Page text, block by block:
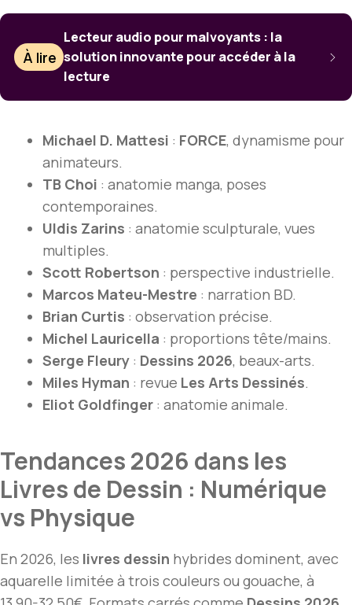
À lire
Lecteur audio pour malvoyants : la
solution innovante pour accéder à la
lecture
Michael D. Mattesi : FORCE, dynamisme pour
animateurs.
TB Choi : anatomie manga, poses
contemporaines.
Uldis Zarins : anatomie sculpturale, vues
multiples.
Scott Robertson : perspective industrielle.
Marcos Mateu-Mestre : narration BD.
Brian Curtis : observation précise.
Michel Lauricella : proportions tête/mains.
Serge Fleury : Dessins 2026, beaux-arts.
Miles Hyman : revue Les Arts Dessinés.
Eliot Goldfinger : anatomie animale.
Tendances 2026 dans les
Livres de Dessin : Numérique
vs Physique
En 2026, les livres dessin hybrides dominent, avec
aquarelle limitée à trois couleurs ou gouache, à